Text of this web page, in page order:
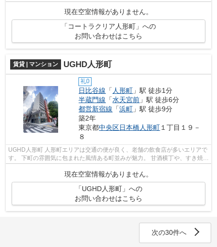
すき焼きの今半、明治座なども...
現在空室情報がありません。
「コートラクリア人形町」への
お問い合わせはこちら
賃貸 | マンション UGHD人形町
礼0
日比谷線 「 人形町 」駅 徒歩1分
半蔵門線 「水天宮前 」駅 徒歩6分
都営新宿線 「浜町 」駅 徒歩9分
築2年
東京都中央区日本橋人形町 １丁目１９－
８
UGHD人形町 人形町エリアは交通の便が良く、老舗の飲食店が多いエリアで
す。 下町の雰囲気に包まれた風情ある町並みが魅力。 甘酒横丁や、すき焼き
現在空室情報がありません。
「UGHD人形町」への
お問い合わせはこちら
次の30件へ